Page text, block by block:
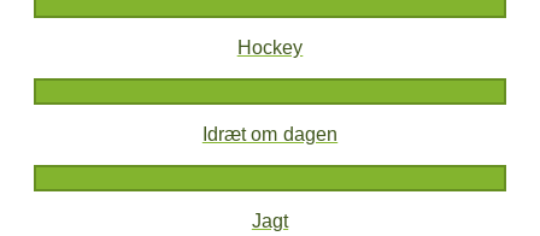
Hockey
Idræt om dagen
Jagt